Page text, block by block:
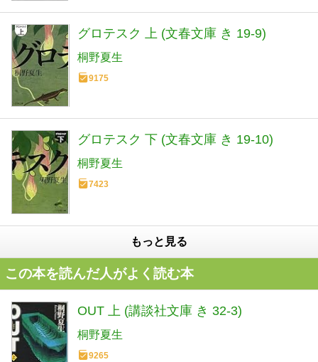
グロテスク 上 (文春文庫 き 19-9)
桐野夏生
9175
グロテスク 下 (文春文庫 き 19-10)
桐野夏生
7423
もっと見る
この本を読んだ人がよく読む本
OUT 上 (講談社文庫 き 32-3)
桐野夏生
9265